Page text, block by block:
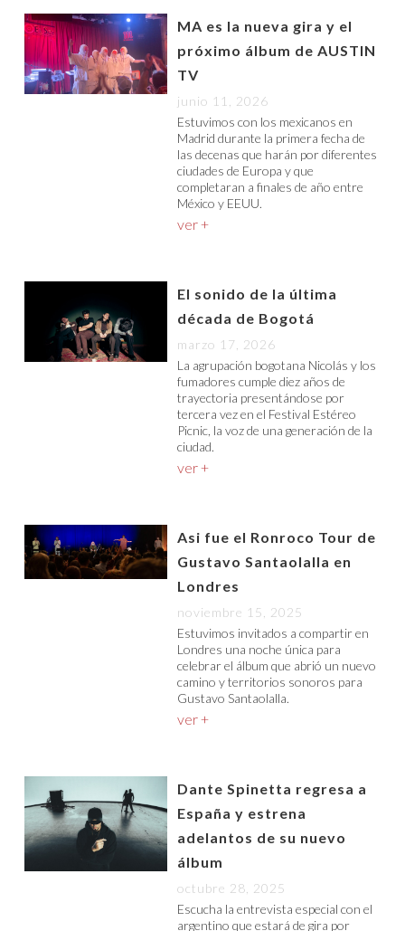
MA es la nueva gira y el
próximo álbum de AUSTIN
TV
junio 11, 2026
Estuvimos con los mexicanos en
Madrid durante la primera fecha de
las decenas que harán por diferentes
ciudades de Europa y que
completaran a finales de año entre
México y EEUU.
ver +
El sonido de la última
década de Bogotá
marzo 17, 2026
La agrupación bogotana Nicolás y los
fumadores cumple diez años de
trayectoria presentándose por
tercera vez en el Festival Estéreo
Picnic, la voz de una generación de la
ciudad.
ver +
Asi fue el Ronroco Tour de
Gustavo Santaolalla en
Londres
noviembre 15, 2025
Estuvimos invitados a compartir en
Londres una noche única para
celebrar el álbum que abrió un nuevo
camino y territorios sonoros para
Gustavo Santaolalla.
ver +
Dante Spinetta regresa a
España y estrena
adelantos de su nuevo
álbum
octubre 28, 2025
Escucha la entrevista especial con el
argentino que estará de gira por